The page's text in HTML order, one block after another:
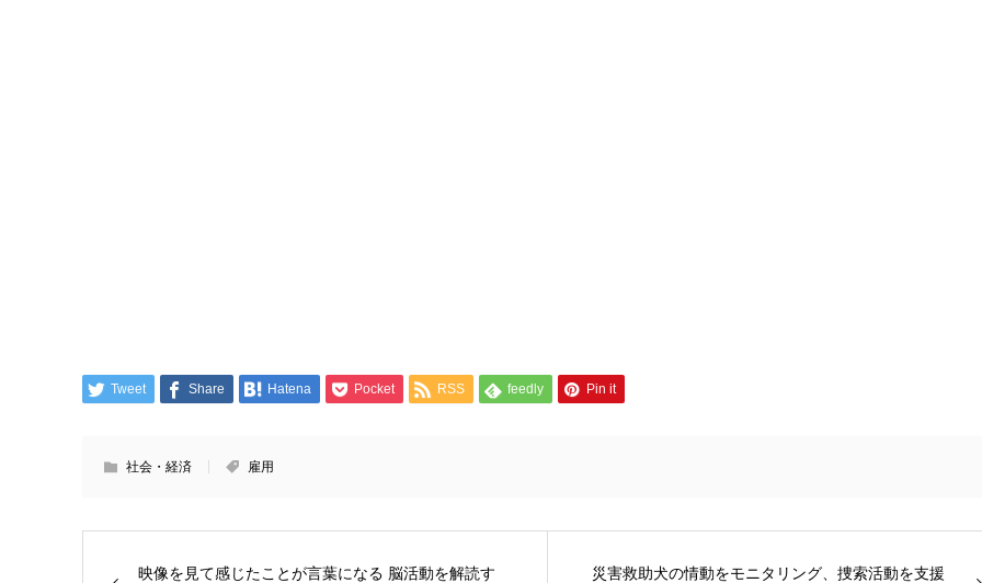
Tweet Share Hatena Pocket RSS feedly Pin it
社会・経済 雇用
映像を見て感じたことが言葉になる 脳活動を解読す
災害救助犬の情動をモニタリング、捜索活動を支援